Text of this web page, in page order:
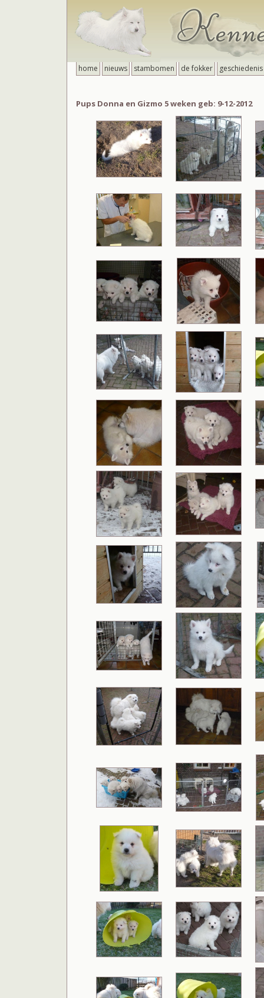
home nieuws stambomen de fokker geschiedenis
Pups Donna en Gizmo 5 weken geb: 9-12-2012